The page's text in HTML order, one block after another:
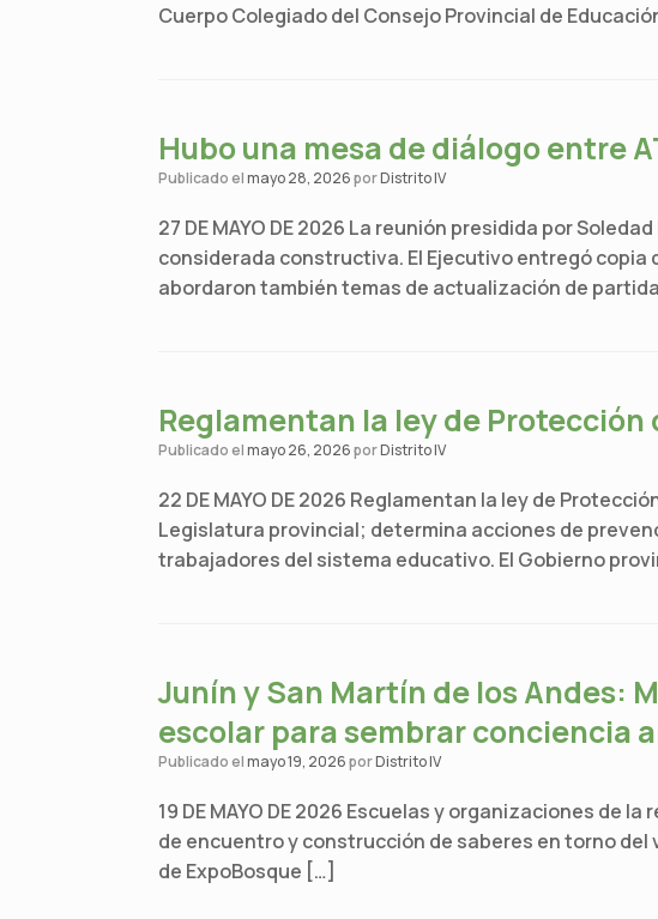
Cuerpo Colegiado del Consejo Provincial de
Hubo una mesa de diálogo entre
Publicado elmayo 28, 2026porDistrito IV
27 DE MAYO DE 2026 La reunión presidida por
considerada constructiva. El Ejecutivo entregó
abordaron también temas de actualización de
Reglamentan la ley de
Publicado elmayo 26, 2026porDistrito IV
22 DE MAYO DE 2026 Reglamentan la ley de
Legislatura provincial; determina acciones de
trabajadores del sistema educativo. El Gobierno
Junín y San Martín de los Andes:
escolar para sembrar conciencia
Publicado elmayo 19, 2026porDistrito IV
19 DE MAYO DE 2026 Escuelas y organizaciones de
de encuentro y construcción de saberes en torno del
de ExpoBosque […]